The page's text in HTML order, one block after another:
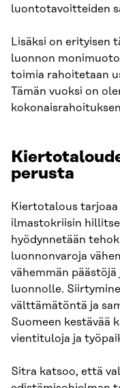
luontotavoitteiden
Lisäksi on erityisen
luonnon
toimia rahoitetaan
Tämän vuoksi on
perusta
Kiertotalous
ilmastokriisin
hyödynnetään
luonnonvaroja
vähemmän
luonnolle.
välttämätöntä ja
Suomeen kestävää
vientituloja ja
Sitra katsoo, että